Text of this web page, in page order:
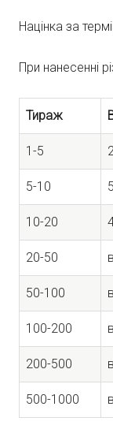
Націнка за
При нанесенні
Тираж
1-5
5-10
10-20
20-50
50-100
100-200
200-500
500-1000